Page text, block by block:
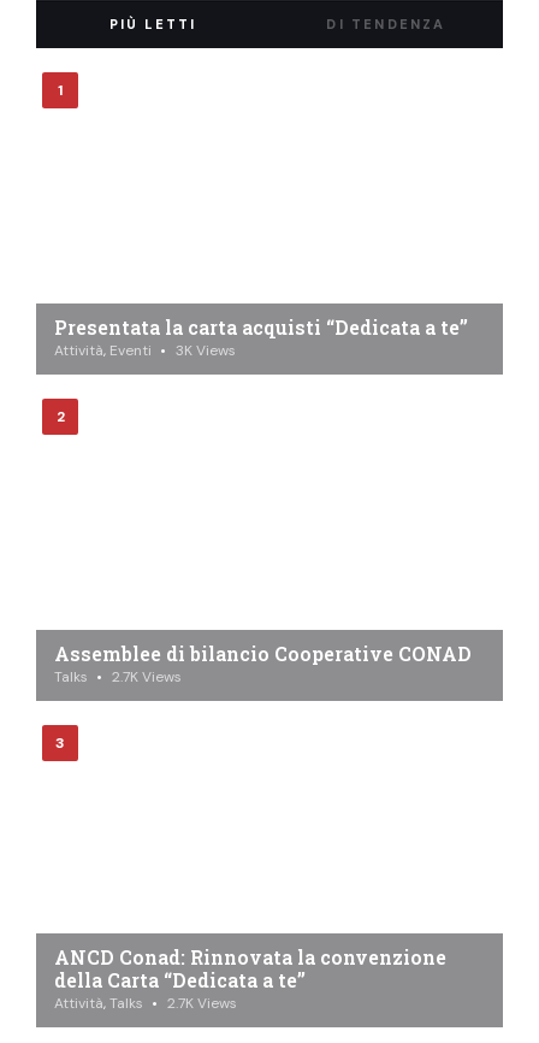
PIÙ LETTI DI TENDENZA
Presentata la carta acquisti “Dedicata a te”
Attività, Eventi 3KViews
Assemblee di bilancio Cooperative CONAD
Talks 2.7KViews
ANCD Conad: Rinnovata la convenzione
della Carta “Dedicata a te”
Attività,Talks 2.7KViews